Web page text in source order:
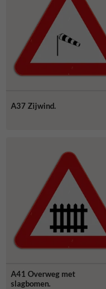
A37 Zijwind.
A41 Overweg met
slagbomen.